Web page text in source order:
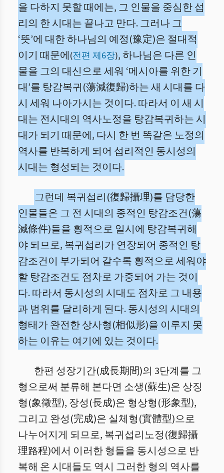
을 다하지 못할 때에는, 그 인물을 중심한 섭
리의 한 시대는 끝나고 만다. 그러나 그
‘뜻’에 대한 하나님의 예정(豫定)은 절대적
이기 때문에(전편 제6장), 하나님은 다른 인
물을 그의 대신으로 세워 ‘메시아를 위한 기
대’를 탕감복귀(蕩減復歸)하는 새 시대를 다
시 세워 나아가시는 것이다. 따라서 이 새 시
대는 전시대의 역사노정을 탕감복귀하는 시
대가 되기 때문에, 다시 한 번 똑같은 노정의
역사를 반복하게 되어 섭리적인 동시성의
시대는 형성되는 것이다.
그런데 복귀섭리(復歸攝理)를 담당한
인물들은 그 전 시대의 종적인 탕감조건(蕩
減條件)들을 횡적으로 일시에 탕감복귀해
야 되므로, 복귀섭리가 연장되어 종적인 탕
감조건이 부가되어 갈수록 횡적으로 세워야
할 탕감조건도 점차로 가중되어 가는 것이
다. 따라서 동시성의 시대도 점차로 그 내용
과 범위를 달리하게 된다. 동시성의 시대의
형태가 완전한 상사형(相似形)을 이루지 못
하는 이유는 여기에 있는 것이다.
한편 성장기간(成長期間)의 3단계를 그
형으로써 분류해 본다면 소생(蘇生)은 상징
형(象徵型), 장성(長成)은 형상형(形象型),
그리고 완성(完成)은 실체형(實體型)으로
나누어지게 되므로, 복귀섭리노정(復歸攝
理路程)에서 이러한 형들을 동시성으로 반
복해 온 시대들도 역시 그러한 형의 역사를